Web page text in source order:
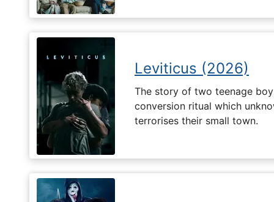
Leviticus (2026)
The story of two teenage
conversion ritual which
terrorises their small town.